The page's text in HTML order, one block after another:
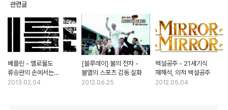
관련글
베를린 - 멜로물도
류승완의 손에서는
액션영화가 된다
2013.02.04
[블루레이] 불의 전차 -
불멸의 스포츠 감동 실화
2012.06.25
백설공주 - 21세기식
재해석, 의적 백설공주
2012.05.04